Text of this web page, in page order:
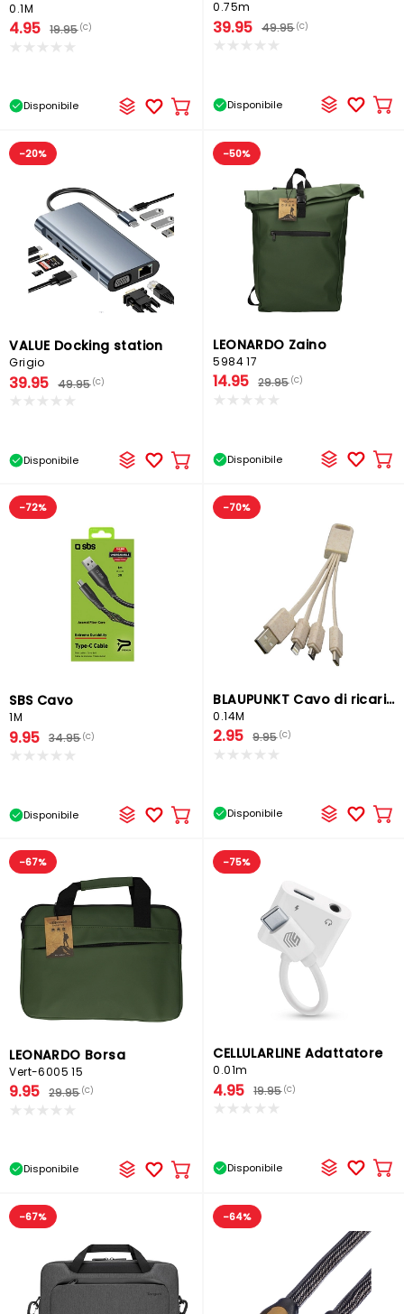
0.1M
4.95 19.95 (C)
Disponibile Aggiungere
carrello
0.75m
39.95 49.95 (C)
Disponibile
-20%
VALUE Docking station
Grigio
39.95 49.95 (C)
Disponibile Aggiungere
carrello
-50%
LEONARDO Zaino
5984 17
14.95 29.95 (C)
Disponibile
-72%
SBS Cavo
1M
9.95 34.95 (C)
Disponibile Aggiungere
carrello
-70%
BLAUPUNKT Cavo di ricarica
0.14M
2.95 9.95 (C)
Disponibile
-67%
LEONARDO Borsa
Vert-6005 15
9.95 29.95 (C)
Disponibile Aggiungere
carrello
-75%
CELLULARLINE Adattatore
0.01m
4.95 19.95 (C)
Disponibile
-67% -64%